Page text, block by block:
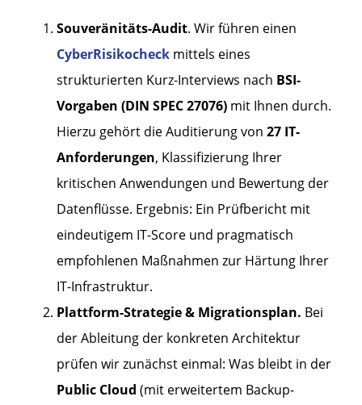
Souveränitäts-Audit. Wir führen einen
CyberRisikocheck mittels eines
strukturierten Kurz-Interviews nach BSI-
Vorgaben (DIN SPEC 27076) mit Ihnen durch.
Hierzu gehört die Auditierung von 27 IT-
Anforderungen, Klassifizierung Ihrer
kritischen Anwendungen und Bewertung der
Datenflüsse. Ergebnis: Ein Prüfbericht mit
eindeutigem IT-Score und pragmatisch
empfohlenen Maßnahmen zur Härtung Ihrer
IT-Infrastruktur.
Plattform-Strategie & Migrationsplan. Bei
der Ableitung der konkreten Architektur
prüfen wir zunächst einmal: Was bleibt in der
Public Cloud (mit erweitertem Backup-